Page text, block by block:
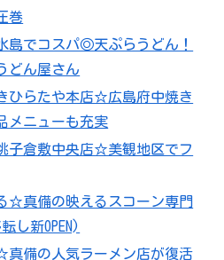
巻
島でコスパ◎天ぷらうどん！
どん屋さん
ひらたや本店☆広島府中焼き
メニューも充実
子倉敷中央店☆美観地区でフ
☆真備の映えるスコーン専門
し新OPEN)
真備の人気ラーメン店が復活